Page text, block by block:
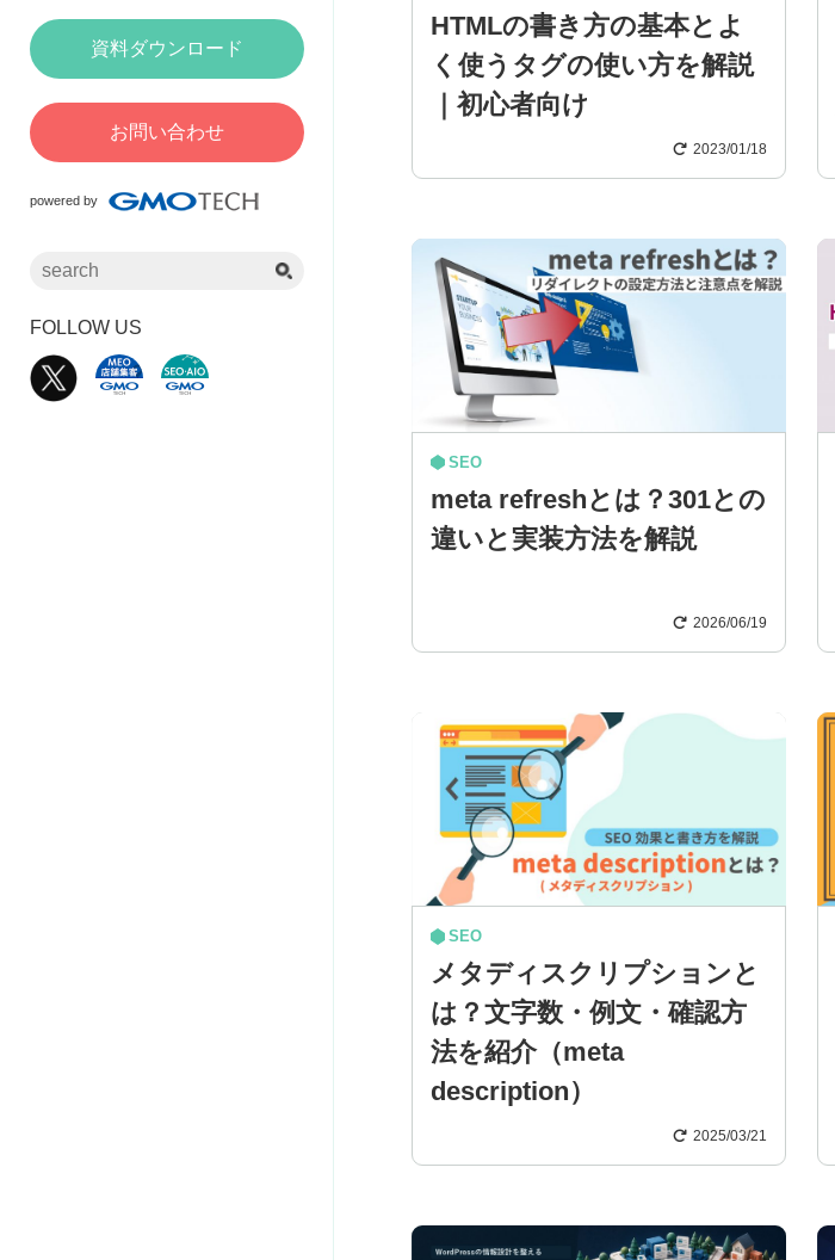
資料ダウンロード
お問い合わせ
powered by
FOLLOW US
HTMLの書き方の基本とよ
く使うタグの使い方を解説
｜初心者向け
2023/01/18
SEO
meta refreshとは？301との
違いと実装方法を解説
2026/06/19
SEO
メタディスクリプションと
は？文字数・例文・確認方
法を紹介（meta
description）
2025/03/21